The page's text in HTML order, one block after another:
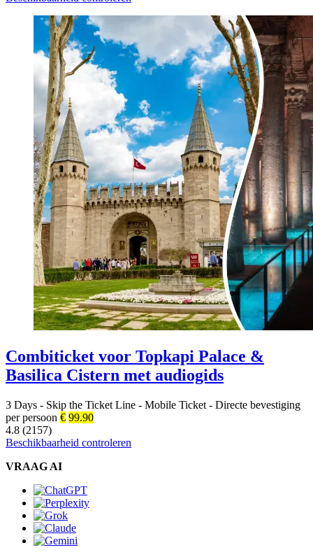
Combiticket voor Topkapi Palace &
Basilica Cistern met audiogids
3 Days - Skip the Ticket Line - Mobile Ticket - Directe bevestiging
per persoon € 99.90
4.8 (2157)
Beschikbaarheid controleren
VRAAG AI